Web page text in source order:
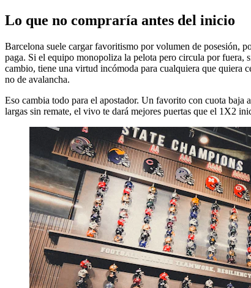
Lo que no compraría antes del inicio
Barcelona suele cargar favoritismo por volumen de posesión,
paga. Si el equipo monopoliza la pelota pero circula por fuera,
cambio, tiene una virtud incómoda para cualquiera que quiera
no de avalancha.
Eso cambia todo para el apostador. Un favorito con cuota baja
largas sin remate, el vivo te dará mejores puertas que el 1X2